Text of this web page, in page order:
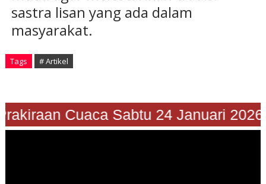
sastra lisan yang ada dalam
masyarakat.
Tags # Artikel
"Prakiraan Cuaca Sabtu 24 Januari